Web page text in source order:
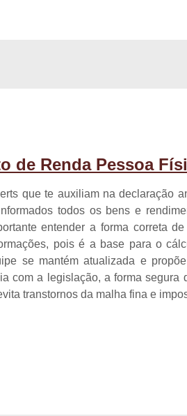
de Renda Pessoa
que te auxiliam na declaração
todos os bens e
entender a forma correta de
pois é a base para o
se mantém atualizada e
com a legislação, a forma segura
transtornos da malha fina e